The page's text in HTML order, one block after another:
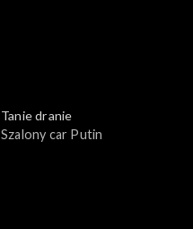
Tanie dranie
Szalony car Putin